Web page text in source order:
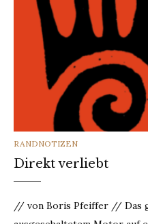
CATEGORIES
RANDNOTIZEN
Direkt verliebt
// von Boris Pfeiffer // Das